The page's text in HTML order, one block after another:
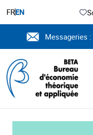
FREN
Messageries :